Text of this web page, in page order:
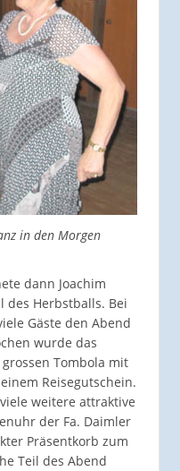
in den Morgen
dann Joachim
des Herbstballs. Bei
Gäste den Abend
wurde das
Tombola mit
Reisegutschein.
weitere attraktive
der Fa. Daimler
Präsentkorb zum
Teil des Abend